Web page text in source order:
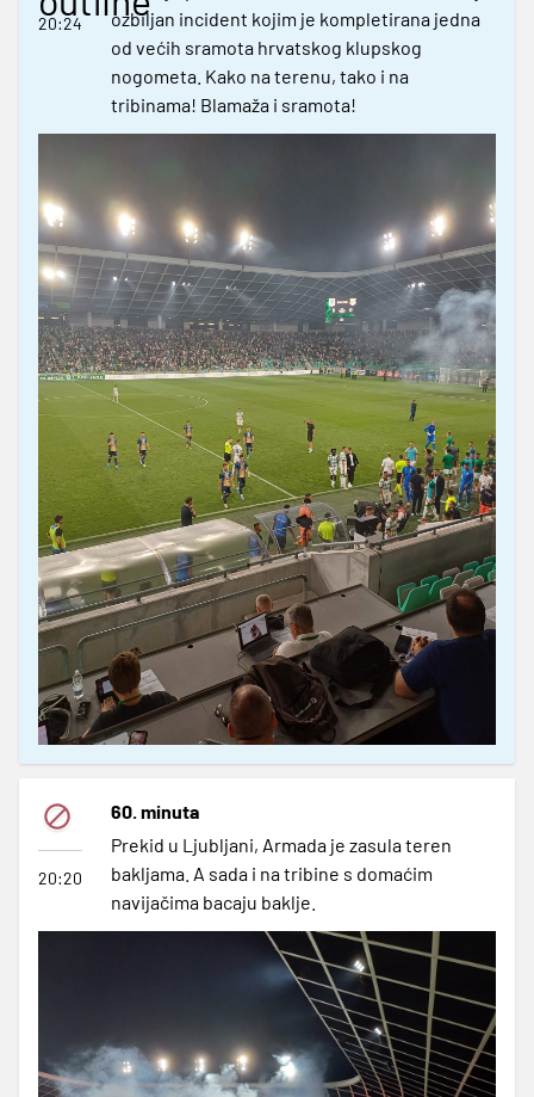
20:24
ozbiljan incident kojim je kompletirana jedna
od većih sramota hrvatskog klupskog
nogometa. Kako na terenu, tako i na
tribinama! Blamaža i sramota!
20:20
60. minuta
Prekid u Ljubljani, Armada je zasula teren
bakljama. A sada i na tribine s domaćim
navijačima bacaju baklje.